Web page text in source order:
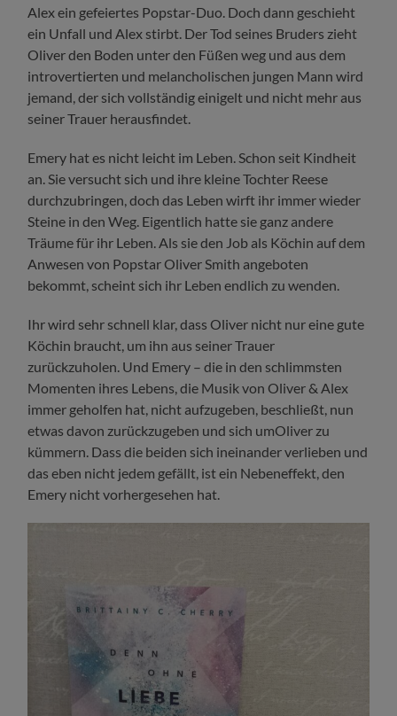
Alex ein gefeiertes Popstar-Duo. Doch dann geschieht
ein Unfall und Alex stirbt. Der Tod seines Bruders zieht
Oliver den Boden unter den Füßen weg und aus dem
introvertierten und melancholischen jungen Mann wird
jemand, der sich vollständig einigelt und nicht mehr aus
seiner Trauer herausfindet.
Emery hat es nicht leicht im Leben. Schon seit Kindheit
an. Sie versucht sich und ihre kleine Tochter Reese
durchzubringen, doch das Leben wirft ihr immer wieder
Steine in den Weg. Eigentlich hatte sie ganz andere
Träume für ihr Leben. Als sie den Job als Köchin auf dem
Anwesen von Popstar Oliver Smith angeboten
bekommt, scheint sich ihr Leben endlich zu wenden.
Ihr wird sehr schnell klar, dass Oliver nicht nur eine gute
Köchin braucht, um ihn aus seiner Trauer
zurückzuholen. Und Emery – die in den schlimmsten
Momenten ihres Lebens, die Musik von Oliver & Alex
immer geholfen hat, nicht aufzugeben, beschließt, nun
etwas davon zurückzugeben und sich umOliver zu
kümmern. Dass die beiden sich ineinander verlieben und
das eben nicht jedem gefällt, ist ein Nebeneffekt, den
Emery nicht vorhergesehen hat.